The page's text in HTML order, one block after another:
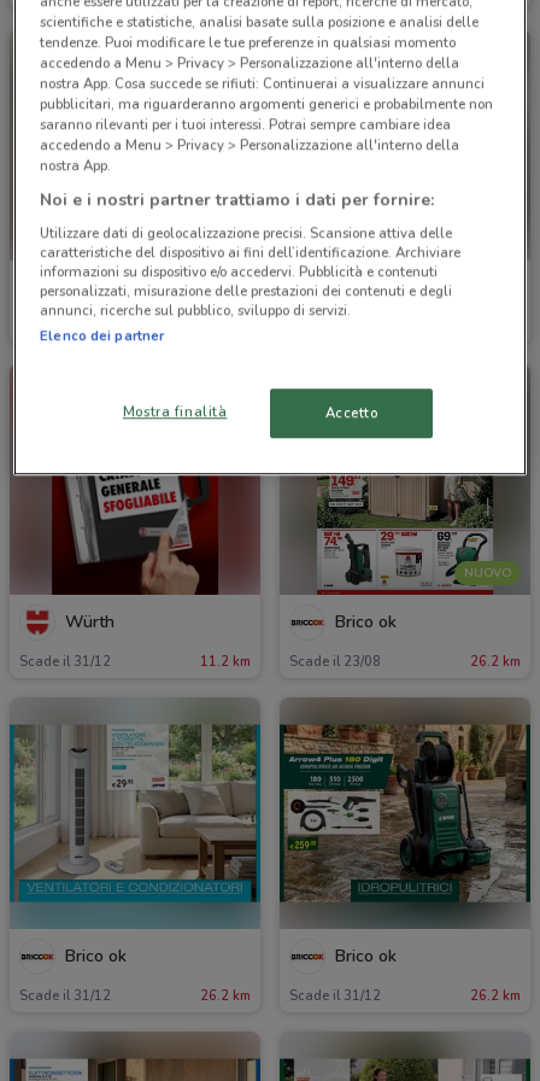
Bricofer
Scade il 31/08
Edil Kamin
Würth
Scade il 31/12 11.2 km
NUOVO
Brico ok
Scade il 23/08 26.2 km
Brico ok
Scade il 31/12 26.2 km
Brico ok
Scade il 31/12 26.2 km
scientifiche e statistiche, analisi basate sulla posizione e analisi delle
tendenze. Puoi modificare le tue preferenze in qualsiasi momento
accedendo a Menu > Privacy > Personalizzazione all'interno della
nostra App. Cosa succede se rifiuti: Continuerai a visualizzare annunci
pubblicitari, ma riguarderanno argomenti generici e probabilmente non
saranno rilevanti per i tuoi interessi. Potrai sempre cambiare idea
accedendo a Menu > Privacy > Personalizzazione all'interno della
nostra App.
Noi e i nostri partner trattiamo i dati per fornire:
Utilizzare dati di geolocalizzazione precisi. Scansione attiva delle
caratteristiche del dispositivo ai fini dell’identificazione. Archiviare
informazioni su dispositivo e/o accedervi. Pubblicità e contenuti
personalizzati, misurazione delle prestazioni dei contenuti e degli
annunci, ricerche sul pubblico, sviluppo di servizi.
Elenco dei partner
Mostra finalità Accetto